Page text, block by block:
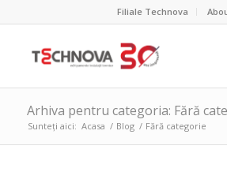
Filiale Technova
Arhiva pentru categoria: Fără
Sunteți aici: Acasa / Blog / Fără categorie